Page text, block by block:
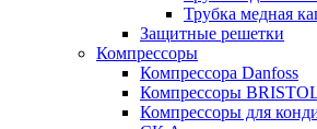
Трубка медная
Защитные решетки
Компрессоры
Компрессора Danfoss
Компрессоры
Компрессоры для